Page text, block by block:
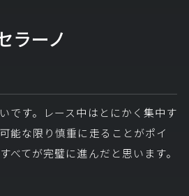
ラーノ
です。レース中はとにかく集中す
能な限り慎重に走ることがポイ
べてが完璧に進んだと思います。